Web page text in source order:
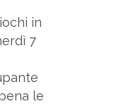
in
7
le